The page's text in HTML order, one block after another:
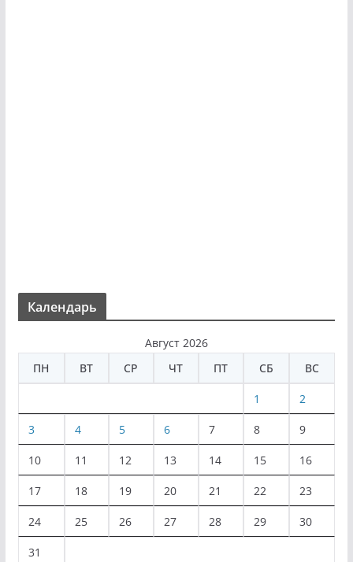
Календарь
Август 2026
ПН
ВТ СР ЧТ ПТ СБ ВС
1 2
3 4 5 6 7 8 9
10 11 12 13 14 15 16
17 18 19 20 21 22 23
24 25 26 27 28 29 30
31